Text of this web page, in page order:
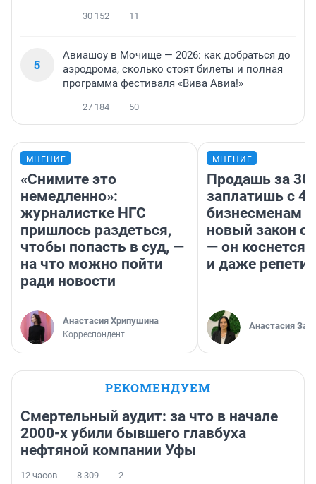
30 152 11
5
Авиашоу в Мочище — 2026: как добраться до
аэродрома, сколько стоят билеты и полная
программа фестиваля «Вива Авиа!»
27 184 50
МНЕНИЕ
«Снимите это
немедленно»:
журналистке НГС
пришлось раздеться,
чтобы попасть в суд, —
на что можно пойти
ради новости
Анастасия Хрипушина
Корреспондент
МНЕНИЕ
Продашь за
заплатишь с
бизнесменам
новый закон о
— он коснется
и даже
Анастасия
РЕКОМЕНДУЕМ
Смертельный аудит: за что в начале
2000-х убили бывшего главбуха
нефтяной компании Уфы
12 часов 8 309 2